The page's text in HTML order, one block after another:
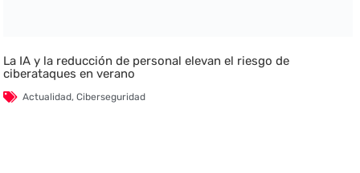
La IA y la reducción de personal elevan el riesgo de
ciberataques en verano
Actualidad,Ciberseguridad